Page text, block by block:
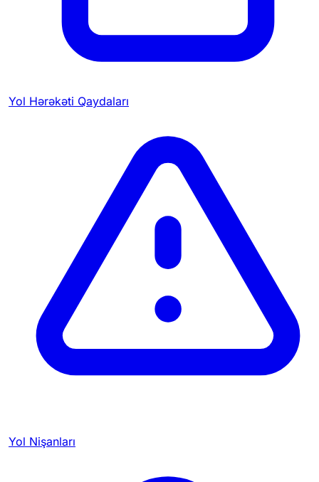
Yol Hərəkəti Qaydaları
Yol Nişanları